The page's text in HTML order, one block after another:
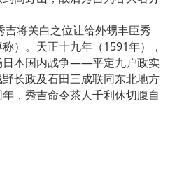
将关白之位让给外甥丰臣秀
）。天正十九年（1591年），
日本国内战争——平定九户政实
长政及石田三成联同东北地方
，秀吉命令茶人千利休切腹自